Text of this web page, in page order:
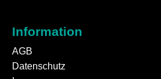
Information
AGB
Datenschutz